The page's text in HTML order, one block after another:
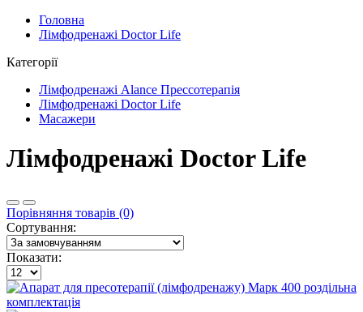
Головна
Лімфодренажі Doctor Life
Категорії
Лімфодренажі Alance Прессотерапія
Лімфодренажі Doctor Life
Масажери
Лімфодренажі Doctor Life
Порівняння товарів (0)
Сортування:
Показати: